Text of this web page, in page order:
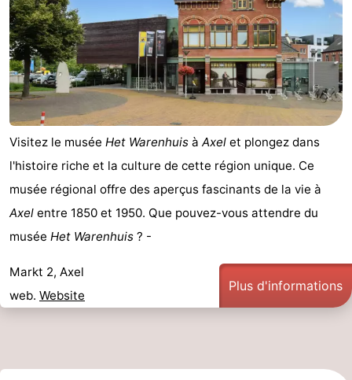
Visitez le musée Het Warenhuis à Axel et plongez dans
l'histoire riche et la culture de cette région unique. Ce
musée régional offre des aperçus fascinants de la vie à
Axel entre 1850 et 1950. Que pouvez-vous attendre du
musée Het Warenhuis ? -
Markt 2, Axel
web. Website
Plus d'informations